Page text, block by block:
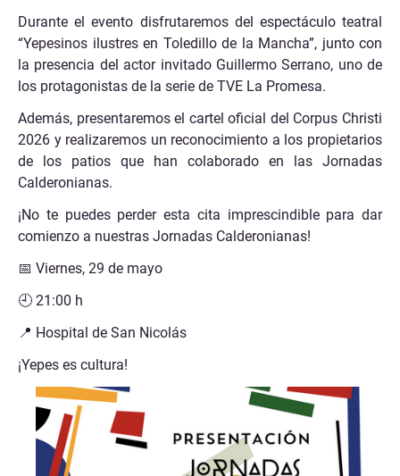
Durante el evento disfrutaremos del espectáculo teatral
“Yepesinos ilustres en Toledillo de la Mancha”, junto con
la presencia del actor invitado Guillermo Serrano, uno de
los protagonistas de la serie de TVE La Promesa.
Además, presentaremos el cartel oficial del Corpus Christi
2026 y realizaremos un reconocimiento a los propietarios
de los patios que han colaborado en las Jornadas
Calderonianas.
¡No te puedes perder esta cita imprescindible para dar
comienzo a nuestras Jornadas Calderonianas!
📅 Viernes, 29 de mayo
🕘 21:00 h
📍 Hospital de San Nicolás
¡Yepes es cultura!